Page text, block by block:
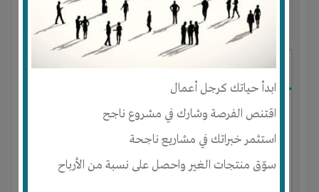
ابدأ حياتك كرجل أعمال
اقتنص الفرصة وشارك في مشروع ناجح
استثمر خبراتك في مشاريع ناجحة
سوّق منتجات الغير واحصل على نسبة من الأرباح
آخر ظهور: : منذ 3 سنوات
Mohamed Bourayb